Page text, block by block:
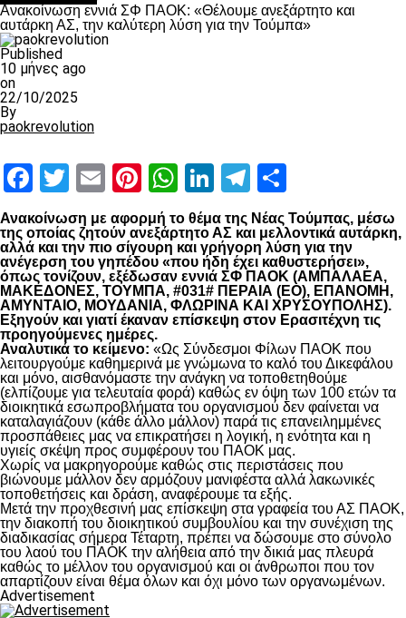
Ανακοίνωση εννιά ΣΦ ΠΑΟΚ: «Θέλουμε ανεξάρτητο και
αυτάρκη ΑΣ, την καλύτερη λύση για την Τούμπα»
Published
10 μήνες ago
on
22/10/2025
By
paokrevolution
Facebook
Twitter
EmailPinterest
WhatsApp
LinkedIn
Telegram
Ανακοίνωση με αφορμή το θέμα της Νέας Τούμπας, μέσω
της οποίας ζητούν ανεξάρτητο ΑΣ και μελλοντικά αυτάρκη,
αλλά και την πιο σίγουρη και γρήγορη λύση για την
ανέγερση του γηπέδου «που ήδη έχει καθυστερήσει»,
όπως τονίζουν, εξέδωσαν εννιά ΣΦ ΠΑΟΚ (ΑΜΠΑΛΑΕΑ,
ΜΑΚΕΔΟΝΕΣ, ΤΟΥΜΠΑ, #031# ΠΕΡΑΙΑ (ΕΟ), ΕΠΑΝΟΜΗ,
ΑΜΥΝΤΑΙΟ, ΜΟΥΔΑΝΙΑ, ΦΛΩΡΙΝΑ ΚΑΙ ΧΡΥΣΟΥΠΟΛΗΣ).
Εξηγούν και γιατί έκαναν επίσκεψη στον Ερασιτέχνη τις
προηγούμενες ημέρες.
Αναλυτικά το κείμενο: «Ως Σύνδεσμοι Φίλων ΠΑΟΚ που
λειτουργούμε καθημερινά με γνώμωνα το καλό του Δικεφάλου
και μόνο, αισθανόμαστε την ανάγκη να τοποθετηθούμε
(ελπίζουμε για τελευταία φορά) καθώς εν όψη των 100 ετών τα
διοικητικά εσωπροβλήματα του οργανισμού δεν φαίνεται να
καταλαγιάζουν (κάθε άλλο μάλλον) παρά τις επανειλημμένες
προσπάθειες μας να επικρατήσει η λογική, η ενότητα και η
υγιείς σκέψη προς συμφέρουν του ΠΑΟΚ μας.
Χωρίς να μακρηγορούμε καθώς στις περιστάσεις που
βιώνουμε μάλλον δεν αρμόζουν μανιφέστα αλλά λακωνικές
τοποθετήσεις και δράση, αναφέρουμε τα εξής.
Μετά την προχθεσινή μας επίσκεψη στα γραφεία του ΑΣ ΠΑΟΚ,
την διακοπή του διοικητικού συμβουλίου και την συνέχιση της
διαδικασίας σήμερα Τέταρτη, πρέπει να δώσουμε στο σύνολο
του λαού του ΠΑΟΚ την αλήθεια από την δικιά μας πλευρά
καθώς το μέλλον του οργανισμού και οι άνθρωποι που τον
απαρτίζουν είναι θέμα όλων και όχι μόνο των οργανωμένων.
Advertisement